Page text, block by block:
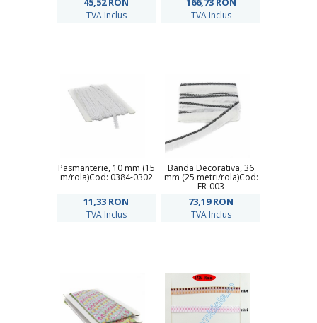
TVA Inclus TVA Inclus
Pasmanterie, 10 mm (15
m/rola)Cod: 0384-0302
11,33 RON
TVA Inclus
Banda Decorativa, 36
mm (25 metri/rola)Cod:
ER-003
73,19RON
TVA Inclus